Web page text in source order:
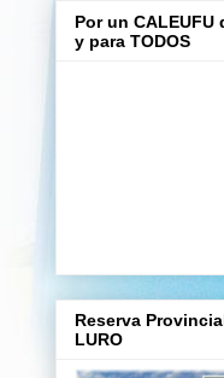
Por un CALEUFU
y para TODOS
Reserva
LURO